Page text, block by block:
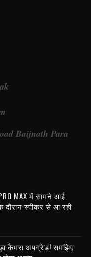
Baijnath Para
MAX में सामने आई
दौरान स्पीकर से आ रही
कैमरा अपग्रेड! समझिए